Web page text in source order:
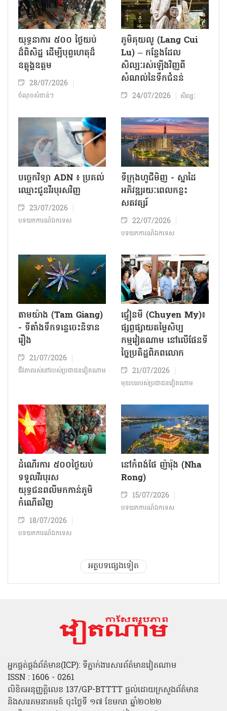
យុទ្ធនាការ ៥០០ ថ្ងៃយប់
ដ៏ពិសិដ្ឋ ដើម្បីបុព្វហេតុដ៏
ឧត្តុង្គឧត្តម
28/07/2026
ចំណុចសំខាន់ៗ
ភូមិគុយលូ (Lang Cui
Lu) – កន្លែងដែល
សិល្បៈរស់ឡើងវិញពី
សំណល់នៃទឹកជំនន់
24/07/2026 សិល្បៈ
បច្ចេកវិទ្យា ADN ៖ ប្រគល់
ឈ្មោះជូនវីរបុរសវិញ
23/07/2026
បទយកការណ៍ឯកទេស
ទីក្រុងហូជីមិញ - ស្នាដៃ
អភិវឌ្ឍរយៈពេលកន្លះ
សតវត្សរ៍
22/07/2026
បទយកការណ៍ឯកទេស
តាមយ៉ាង (Tam Giang)
- ទីតាំងទឹកទន្លេចេះនិទាន
រឿង
21/07/2026
ជីវភាពរស់នៅរបស់ប្រជាជន​វៀតណាម
ជ្វៀនមី (Chuyen My)៖
ផ្សព្វផ្សាយតម្លៃសិប្ប
កម្មវៀតណាម នៅលើផែនទី
ច្នៃប្រតិដ្ឋពិភពលោក
21/07/2026
មុខរបររបស់ប្រជាជនវៀតណាម
ដំណើរការ ៥០០ថ្ងៃយប់
ទទួលវីរបុរស
យុទ្ធជនពលីមកកាន់ភូមិ
កំណើតវិញ
18/07/2026
បទយកការណ៍ឯកទេស
នៅកំពង់ផែ ញ៉ារ៉ុង (Nha
Rong)
15/07/2026
បទយកការណ៍ឯកទេស
អត្ថបទផ្សេងទៀត
អ្នកផ្គត់ផ្គង់ព័ត៌មាន(ICP): ទីភ្នាក់ងារសារព័ត៌មានវៀតណាម
ISSN : 1606 - 0261
លិខិតអនុញ្ញត្តិលេខ 137/GP-BTTTT ផ្តល់ដោយក្រសួងព័ត៌មាន
និងសារគមនាគមន៍ ចុះថ្ងៃទី ១៧ ខែមករា ឆ្នាំ២០២២